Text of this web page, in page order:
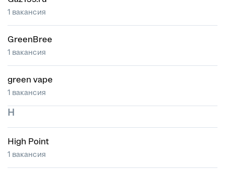
1 вакансия
GreenBree
1 вакансия
green vape
1 вакансия
H
High Point
1 вакансия